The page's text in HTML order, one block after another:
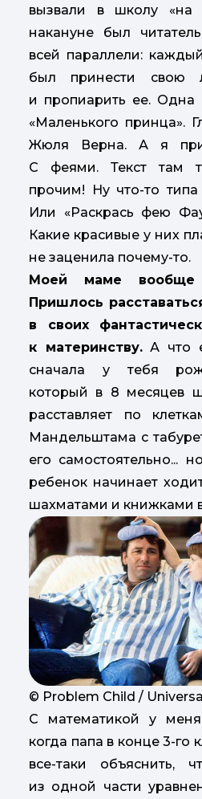
вызвали в школу «на
накануне был
всей параллели:
был принести свою
и пропиарить ее. Одна
«Маленького принца».
Жюля Верна. А я
С феями. Текст там
прочим! Ну что-то
Или «Раскрась фею
Какие красивые у них
не заценила почему-то.
Моей маме вообще
Пришлось
в своих
к материнству.А что
сначала у тебя
который в 8 месяцев
расставляет по
Мандельштама с
его самостоятельно...
ребенок начинает
шахматами и книжками
© Problem Child /
С математикой у
когда папа в конце 3-го
все-таки объяснить,
из одной части